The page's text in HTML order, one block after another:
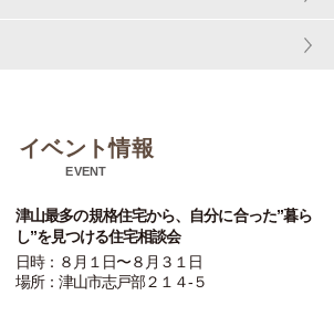
イベント情報
EVENT
津山最多の規格住宅から、自分に合った”暮ら
し”を見つける住宅相談会
日時：８月１日〜８月３１日
場所：津山市志戸部２１４-５